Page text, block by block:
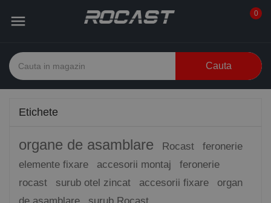
 0
Cauta
Etichete
organe de asamblare Rocast
feronerie
elemente fixare
accesorii montaj
feronerie
rocast
surub otel zincat accesorii fixare
organ